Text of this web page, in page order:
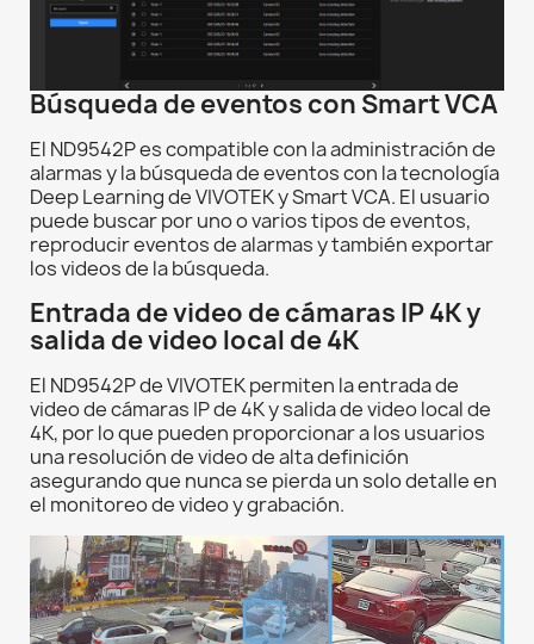
Búsqueda de eventos con Smart VCA
El ND9542P es compatible con la administración de
alarmas y la búsqueda de eventos con la tecnología
Deep Learning de VIVOTEK y Smart VCA. El usuario
puede buscar por uno o varios tipos de eventos,
reproducir eventos de alarmas y también exportar
los videos de la búsqueda.
Entrada de video de cámaras IP 4K y
salida de video local de 4K
El ND9542P de VIVOTEK permiten la entrada de
video de cámaras IP de 4K y salida de video local de
4K, por lo que pueden proporcionar a los usuarios
una resolución de video de alta definición
asegurando que nunca se pierda un solo detalle en
el monitoreo de video y grabación.